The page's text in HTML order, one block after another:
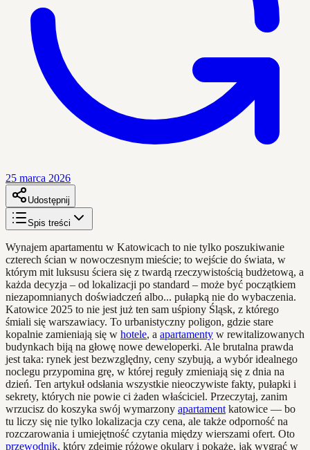
25 marca 2026
Udostępnij
Spis treści
Wynajem apartamentu w Katowicach to nie tylko poszukiwanie
czterech ścian w nowoczesnym mieście; to wejście do świata, w
którym mit luksusu ściera się z twardą rzeczywistością budżetową, a
każda decyzja – od lokalizacji po standard – może być początkiem
niezapomnianych doświadczeń albo... pułapką nie do wybaczenia.
Katowice 2025 to nie jest już ten sam uśpiony Śląsk, z którego
śmiali się warszawiacy. To urbanistyczny poligon, gdzie stare
kopalnie zamieniają się w hotele, a apartamenty w rewitalizowanych
budynkach biją na głowę nowe deweloperki. Ale brutalna prawda
jest taka: rynek jest bezwzględny, ceny szybują, a wybór idealnego
noclegu przypomina grę, w której reguły zmieniają się z dnia na
dzień. Ten artykuł odsłania wszystkie nieoczywiste fakty, pułapki i
sekrety, których nie powie ci żaden właściciel. Przeczytaj, zanim
wrzucisz do koszyka swój wymarzony apartament katowice — bo
tu liczy się nie tylko lokalizacja czy cena, ale także odporność na
rozczarowania i umiejętność czytania między wierszami ofert. Oto
przewodnik, który zdejmie różowe okulary i pokaże, jak wygrać w